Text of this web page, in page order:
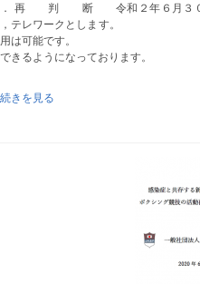
． 再 判 断 令和２年６
，テレワークとします。 ②
用は可能です。 ③ 期間中
きるようになっております。
続きを見る